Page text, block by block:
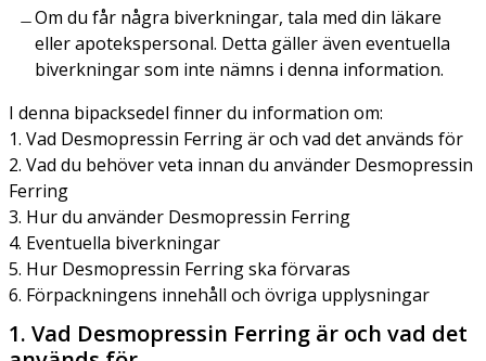
Om du får några biverkningar, tala med din läkare
eller apotekspersonal. Detta gäller även eventuella
biverkningar som inte nämns i denna information.
I denna bipacksedel finner du information om:
1. Vad Desmopressin Ferring är och vad det används för
2. Vad du behöver veta innan du använder Desmopressin
Ferring
3. Hur du använder Desmopressin Ferring
4. Eventuella biverkningar
5. Hur Desmopressin Ferring ska förvaras
6. Förpackningens innehåll och övriga upplysningar
1. Vad Desmopressin Ferring är och vad det